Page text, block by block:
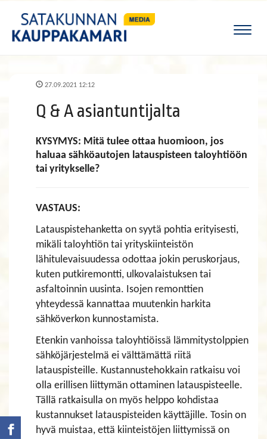
27.09.2021 12:12
Q & A asiantuntijalta
KYSYMYS: Mitä tulee ottaa huomioon, jos
haluaa sähköautojen latauspisteen taloyhtiöön
tai yritykselle?
VASTAUS:
Latauspistehanketta on syytä pohtia erityisesti,
mikäli taloyhtiön tai yrityskiinteistön
lähitulevaisuudessa odottaa jokin peruskorjaus,
kuten putkiremontti, ulkovalaistuksen tai
asfaltoinnin uusinta. Isojen remonttien
yhteydessä kannattaa muutenkin harkita
sähköverkon kunnostamista.
Etenkin vanhoissa taloyhtiöissä lämmitystolppien
sähköjärjestelmä ei välttämättä riitä
latauspisteille. Kustannustehokkain ratkaisu voi
olla erillisen liittymän ottaminen latauspisteelle.
Tällä ratkaisulla on myös helppo kohdistaa
kustannukset latauspisteiden käyttäjille. Tosin on
hyvä muistaa, että kiinteistöjen liittymissä on